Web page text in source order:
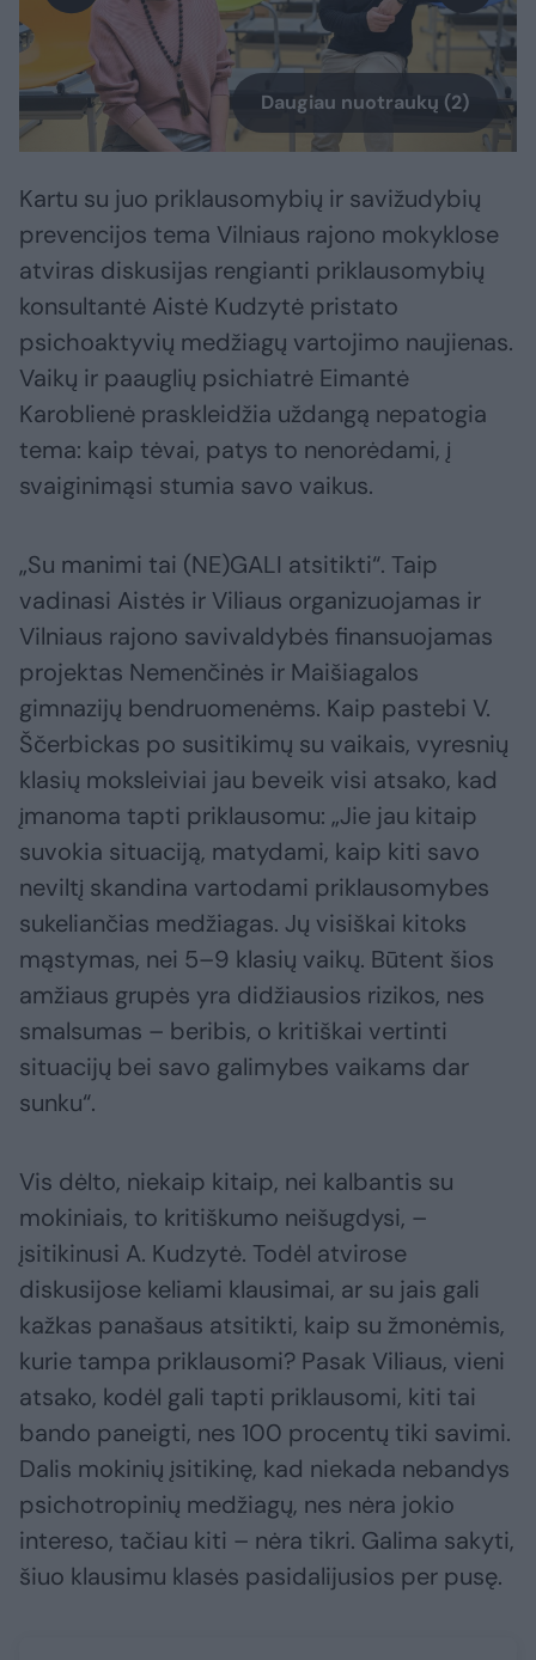
Daugiau nuotraukų (2)
Kartu su juo priklausomybių ir savižudybių
prevencijos tema Vilniaus rajono mokyklose
atviras diskusijas rengianti priklausomybių
konsultantė Aistė Kudzytė pristato
psichoaktyvių medžiagų vartojimo naujienas.
Vaikų ir paauglių psichiatrė Eimantė
Karoblienė praskleidžia uždangą nepatogia
tema: kaip tėvai, patys to nenorėdami, į
svaiginimąsi stumia savo vaikus.
„Su manimi tai (NE)GALI atsitikti“. Taip
vadinasi Aistės ir Viliaus organizuojamas ir
Vilniaus rajono savivaldybės finansuojamas
projektas Nemenčinės ir Maišiagalos
gimnazijų bendruomenėms. Kaip pastebi V.
Ščerbickas po susitikimų su vaikais, vyresnių
klasių moksleiviai jau beveik visi atsako, kad
įmanoma tapti priklausomu: „Jie jau kitaip
suvokia situaciją, matydami, kaip kiti savo
neviltį skandina vartodami priklausomybes
sukeliančias medžiagas. Jų visiškai kitoks
mąstymas, nei 5–9 klasių vaikų. Būtent šios
amžiaus grupės yra didžiausios rizikos, nes
smalsumas – beribis, o kritiškai vertinti
situacijų bei savo galimybes vaikams dar
sunku“.
Vis dėlto, niekaip kitaip, nei kalbantis su
mokiniais, to kritiškumo neišugdysi, –
įsitikinusi A. Kudzytė. Todėl atvirose
diskusijose keliami klausimai, ar su jais gali
kažkas panašaus atsitikti, kaip su žmonėmis,
kurie tampa priklausomi? Pasak Viliaus, vieni
atsako, kodėl gali tapti priklausomi, kiti tai
bando paneigti, nes 100 procentų tiki savimi.
Dalis mokinių įsitikinę, kad niekada nebandys
psichotropinių medžiagų, nes nėra jokio
intereso, tačiau kiti – nėra tikri. Galima sakyti,
šiuo klausimu klasės pasidalijusios per pusę.